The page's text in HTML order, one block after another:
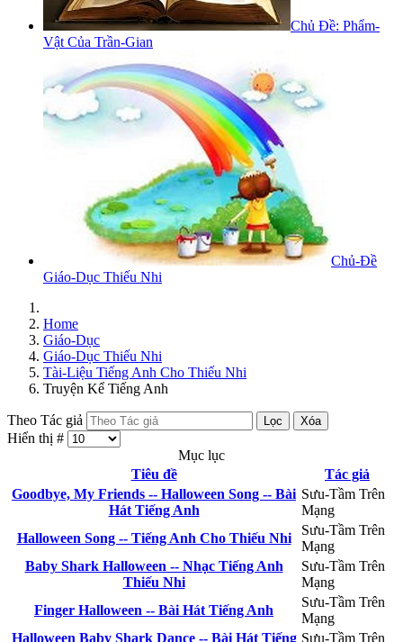
Chủ Đề: Phẩm-
Vật Của Trần-Gian
Chủ-Đề
Giáo-Dục Thiếu Nhi
Home
Giáo-Dục
Giáo-Dục Thiếu Nhi
Tài-Liệu Tiếng Anh Cho Thiếu Nhi
Truyện Kể Tiếng Anh
Theo Tác giả Lọc Xóa
Hiển thị #
Mục lục
Tiêu đề
Tác giả
Goodbye, My Friends -- Halloween Song -- Bài
Hát Tiếng Anh
Sưu-Tầm Trên
Mạng
Halloween Song -- Tiếng Anh Cho Thiếu Nhi
Sưu-Tầm Trên
Mạng
Baby Shark Halloween -- Nhạc Tiếng Anh
Thiếu Nhi
Sưu-Tầm Trên
Mạng
Finger Halloween -- Bài Hát Tiếng Anh
Sưu-Tầm Trên
Mạng
Halloween Baby Shark Dance -- Bài Hát Tiếng Sưu-Tầm Trên